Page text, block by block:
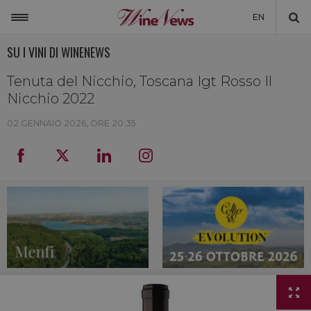
EN
MONDO
LA CANTINA DI WINENEWS
DICONO DI NOI
WINENEWS TV
SU I VINI DI WINENEWS
Tenuta del Nicchio, Toscana Igt Rosso Il
Nicchio 2022
02 GENNAIO 2026, ORE 20:35